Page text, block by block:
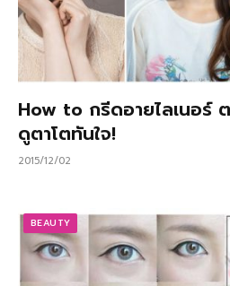
How to กรีดอายไลเนอร์
ดูตาโตทันใจ!
2015/12/02
BEAUTY